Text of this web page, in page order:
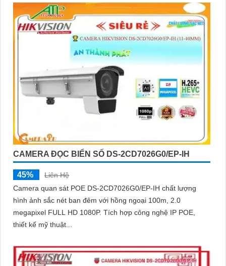
giao thông.
CAMERA ĐỌC BIỂN SỐ DS-2CD7026G0/EP-IH
45%
Liên Hệ
Camera quan sát POE DS-2CD7026G0/EP-IH chất lượng
hình ảnh sắc nét ban đêm với hồng ngoại 100m, 2.0
megapixel FULL HD 1080P. Tích hợp công nghệ IP POE,
thiết kế mỹ thuật...